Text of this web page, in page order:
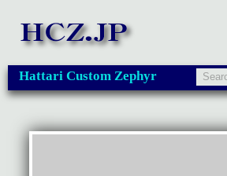
Hattari Custom Zephyr